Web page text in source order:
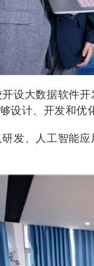
设大数据软件开
设计、开发和
发、人工智能